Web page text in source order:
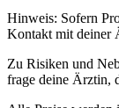
Hinweis: Sofern
Kontakt mit deiner
Zu Risiken und
frage deine Ärztin,